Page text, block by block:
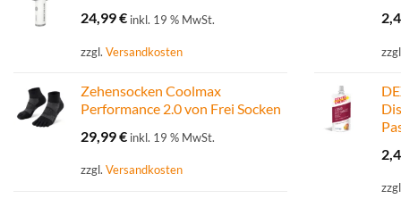
24,99€ inkl. 19 % MwSt.
zzgl. Versandkosten
Zehensocken Coolmax
Performance 2.0 von Frei Socken
29,99€ inkl. 19 % MwSt.
zzgl. Versandkosten